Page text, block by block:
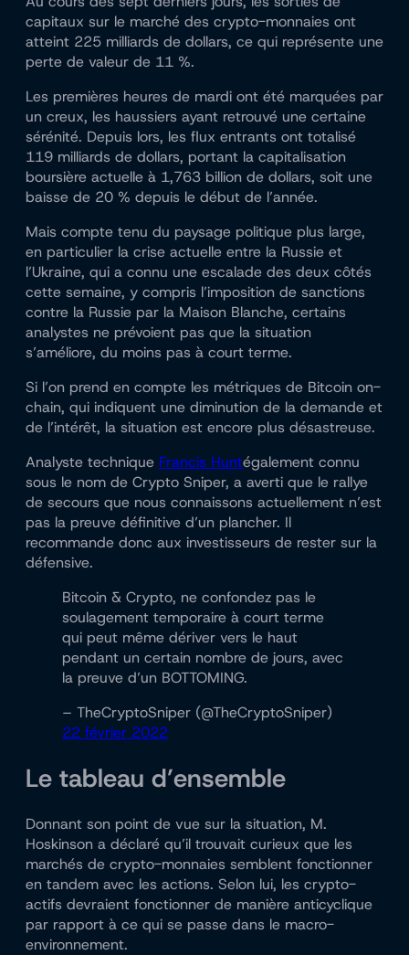
capitaux sur le marché des crypto-monnaies ont
atteint 225 milliards de dollars, ce qui représente une
perte de valeur de 11 %.
Les premières heures de mardi ont été marquées par
un creux, les haussiers ayant retrouvé une certaine
sérénité. Depuis lors, les flux entrants ont totalisé
119 milliards de dollars, portant la capitalisation
boursière actuelle à 1,763 billion de dollars, soit une
baisse de 20 % depuis le début de l’année.
Mais compte tenu du paysage politique plus large,
en particulier la crise actuelle entre la Russie et
l’Ukraine, qui a connu une escalade des deux côtés
cette semaine, y compris l’imposition de sanctions
contre la Russie par la Maison Blanche, certains
analystes ne prévoient pas que la situation
s’améliore, du moins pas à court terme.
Si l’on prend en compte les métriques de Bitcoin on-
chain, qui indiquent une diminution de la demande et
de l’intérêt, la situation est encore plus désastreuse.
Analyste technique Francis Huntégalement connu
sous le nom de Crypto Sniper, a averti que le rallye
de secours que nous connaissons actuellement n’est
pas la preuve définitive d’un plancher. Il
recommande donc aux investisseurs de rester sur la
défensive.
Bitcoin & Crypto, ne confondez pas le
soulagement temporaire à court terme
qui peut même dériver vers le haut
pendant un certain nombre de jours, avec
la preuve d’un BOTTOMING.
– TheCryptoSniper (@TheCryptoSniper)
22 février 2022
Le tableau d’ensemble
Donnant son point de vue sur la situation, M.
Hoskinson a déclaré qu’il trouvait curieux que les
marchés de crypto-monnaies semblent fonctionner
en tandem avec les actions. Selon lui, les crypto-
actifs devraient fonctionner de manière anticyclique
par rapport à ce qui se passe dans le macro-
environnement.